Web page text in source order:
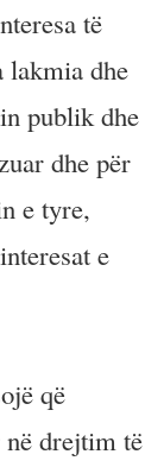
të
lakmia dhe
publik dhe
dhe për
e tyre,
e
që
drejtim të